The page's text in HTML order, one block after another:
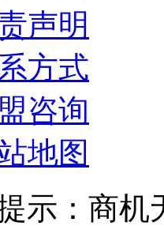
声明
方式
咨询
地图
示：商机